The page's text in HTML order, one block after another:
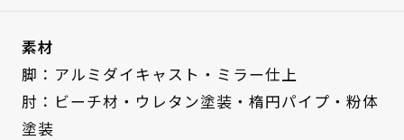
素材
脚：アルミダイキャスト・ミラー仕上
肘：ビーチ材・ウレタン塗装・楕円パイプ・粉体
塗装